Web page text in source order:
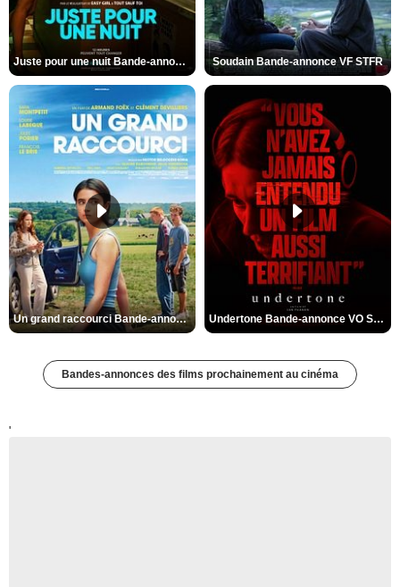
Juste pour une nuit Bande-annonce VO STFR Soudain Bande-annonce VF STFR
Un grand raccourci Bande-annonce VF Undertone Bande-annonce VO STFR
Bandes-annonces des films prochainement au cinéma
'